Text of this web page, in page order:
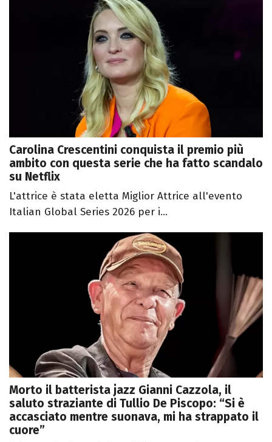
Carolina Crescentini conquista il premio più
ambito con questa serie che ha fatto scandalo
su Netflix
L'attrice è stata eletta Miglior Attrice all'evento
Italian Global Series 2026 per i...
Morto il batterista jazz Gianni Cazzola, il
saluto straziante di Tullio De Piscopo: “Si è
accasciato mentre suonava, mi ha strappato il
cuore”